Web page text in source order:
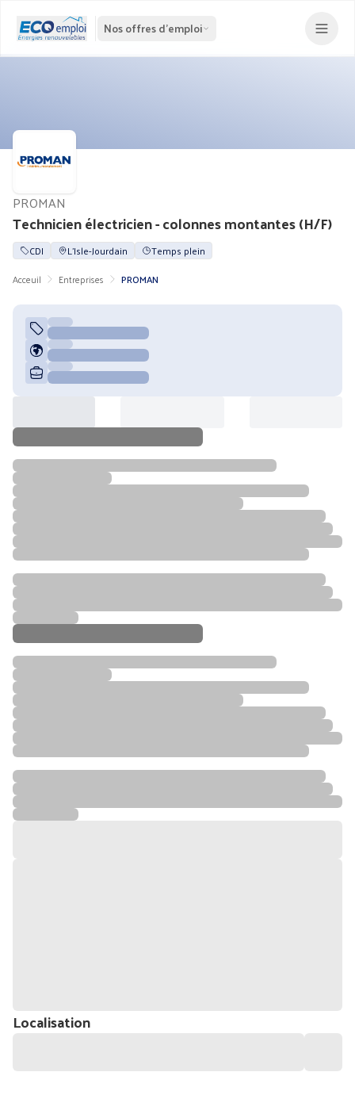
Nos offres d'emploi
Technicien électricien - colonnes montantes (H/F)
PROMAN
CDI L'Isle-Jourdain
Temps plein
Acceuil
Entreprises PROMAN
Localisation